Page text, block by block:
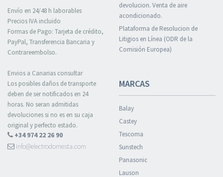
Envío en 24/48 h laborables
Precios IVA incluido
Formas de Pago: Tarjeta de crédito,
PayPal, Transferencia Bancaria y
Contrareembolso.
Envios a Canarias consultar
Los posibles daños de transporte
deben de ser notificados en 24
horas. No seran admitidas
devoluciones si no es en su caja
original y perfecto estado.
+34 974 22 26 90
info@electrodomesta.com
devolucion. Venta de aire
acondicionado.
Plataforma de Resolucion de
Litigios en Línea (ODR de la
Comisión Europea)
MARCAS
Balay
Castey
Tescoma
Sunstech
Panasonic
Lauson